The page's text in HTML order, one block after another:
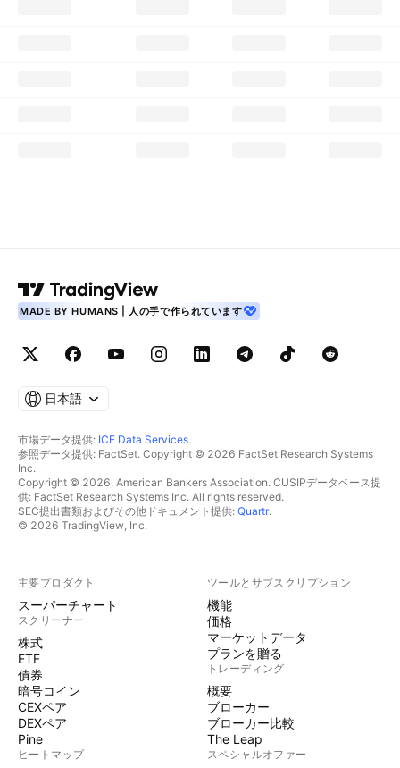
MADE BY HUMANS | 人の手で作られています
日本語
市場データ提供: ICE Data Services.
参照データ提供: FactSet. Copyright © 2026 FactSet Research Systems
Inc.
Copyright © 2026, American Bankers Association. CUSIPデータベース提
供: FactSet Research Systems Inc. All rights reserved.
SEC提出書類およびその他ドキュメント提供: Quartr.
© 2026 TradingView, Inc.
主要プロダクト
スーパーチャート
スクリーナー
株式
ETF
債券
暗号コイン
CEXペア
DEXペア
Pine
ヒートマップ
ツールとサブスクリプション
機能
価格
マーケットデータ
プランを贈る
トレーディング
概要
ブローカー
ブローカー比較
The Leap
スペシャルオファー